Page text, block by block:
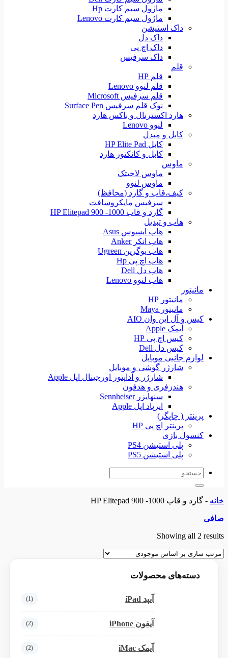
ماژول سیم کارت Hp
ماژول سیم کارت Lenovo
داک استیشن
داک دل
داک اچ پی
داک سرفیس
قلم
قلم HP
قلم لنوو Lenovo
قلم سرفیس Microsoft
نوک قلم سرفیس Surface Pen
هارد اکسترنال و باکس هارد
لنوو Lenovo
کابل و مبدل
کابل HP Elite Pad
کابل و کانکتور هارد
ماوس
ماوس لاجیتک
ماوس لنوو
کیف،قاب و گارد (محافظ)
سرفیس مایکروسافت
گارد و قاب HP Elitepad 900 -1000
هاب و تبدیل
هاب ایسوس Asus
هاب انکر Anker
هاب یوگرین Ugreen
هاب اچ پی Hp
هاب دل Dell
هاب لنوو Lenovo
مانیتور
مانیتور HP
مانیتور Maya
کیس و آل این وان AIO
آیمک Apple
کیس اچ پی HP
کیس دل Dell
لوازم جانبی موبایل
شارژر گوشی و موبایل
شارژر و آداپتور اورجینال اپل Apple
هندزفری و هدفون
سنهایزر Sennheiser
ایرپاد اپل Apple
پرینتر ( چاپگر)
پرینتر اچ پی HP
کنسول بازی
پلی استیشن PS4
پلی استیشن PS5
جستجو
خانه - گارد و قاب HP Elitepad 900 -1000
صافی
Showing all 2 results
دسته‌های محصولات
آیپد iPad (1)
آیفون iPhone (2)
آیمک iMac (2)